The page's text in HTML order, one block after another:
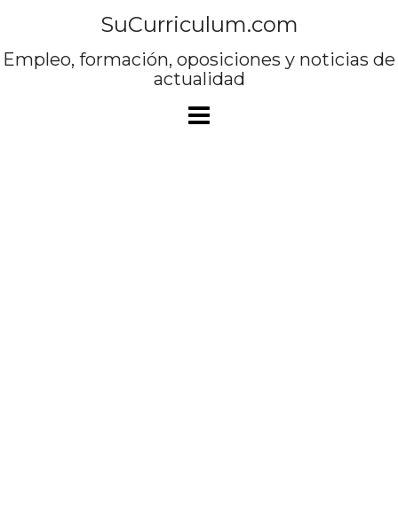
contenido
SuCurriculum.com
Empleo, formación, oposiciones y noticias de
actualidad